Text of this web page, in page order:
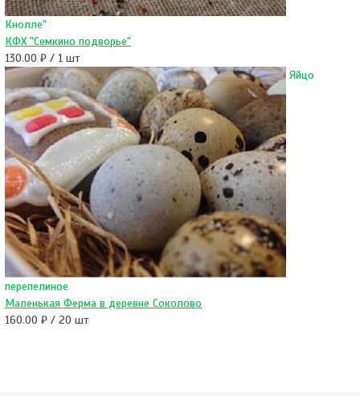
Кнолле"
КФХ "Семкино подворье"
130.00 ₽ / 1 шт
Яйцо
перепелиное
Маленькая Ферма в деревне Соколово
160.00 ₽ / 20 шт